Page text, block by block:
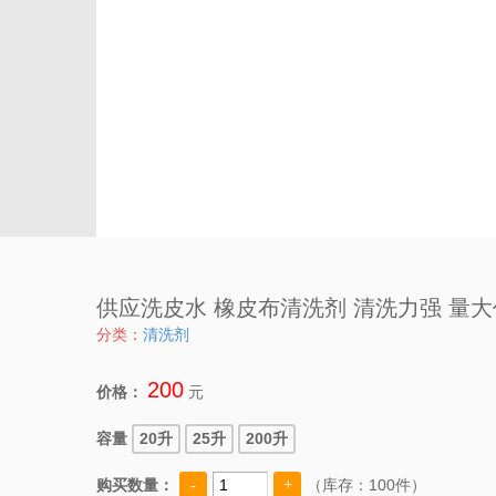
供应洗皮水 橡皮布清洗剂 清洗力强 量
分类： 清洗剂
价格： 200 元
容量 20升 25升 200升
购买数量： （库存： 100件）